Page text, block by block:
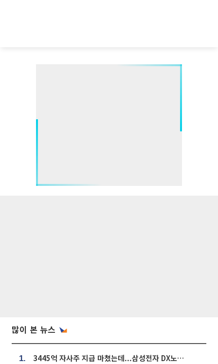
많이 본 뉴스
1. 3445억 자사주 지급 마쳤는데...삼성전자 DX노조, 뒤늦은 '떼쓰기 집회'